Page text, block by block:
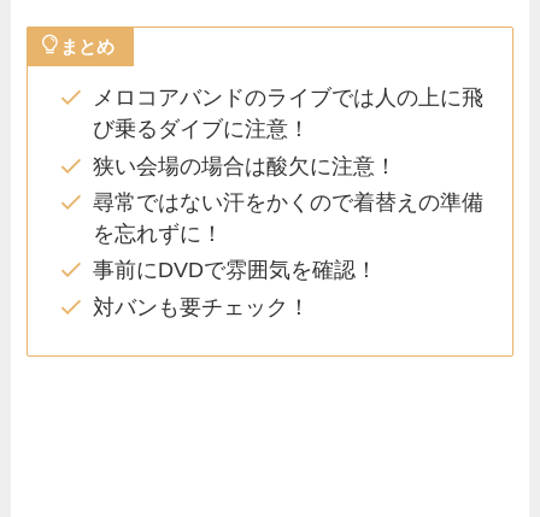
まとめ
メロコアバンドのライブでは人の上に飛
び乗るダイブに注意！
狭い会場の場合は酸欠に注意！
尋常ではない汗をかくので着替えの準備
を忘れずに！
事前にDVDで雰囲気を確認！
対バンも要チェック！